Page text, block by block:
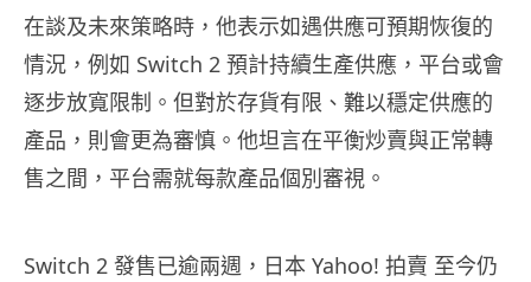
在談及未來策略時，他表示如遇供應可預期恢復的
情況，例如 Switch 2 預計持續生產供應，平台或會
逐步放寬限制。但對於存貨有限、難以穩定供應的
產品，則會更為審慎。他坦言在平衡炒賣與正常轉
售之間，平台需就每款產品個別審視。
Switch 2 發售已逾兩週，日本 Yahoo! 拍賣 至今仍